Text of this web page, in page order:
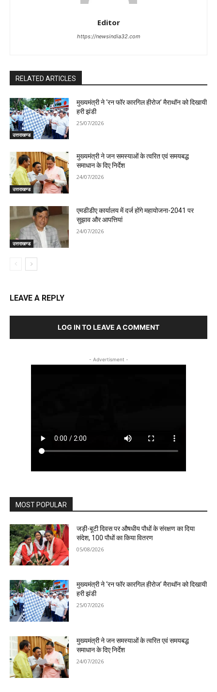
Editor
https://newsindia32.com
RELATED ARTICLES
उत्तराखण्ड
मुख्यमंत्री ने ‘रन फॉर कारगिल हीरोज’ मैराथॉन को दिखायी
हरी झंडी
25/07/2026
उत्तराखण्ड
मुख्यमंत्री ने जन समस्याओं के त्वरित एवं समयबद्ध
समाधान के दिए निर्देश
24/07/2026
उत्तराखण्ड
एमडीडीए कार्यालय में दर्ज होंगे महायोजना-2041 पर
सुझाव और आपत्तियां
24/07/2026
LEAVE A REPLY
LOG IN TO LEAVE A COMMENT
- Advertisment -
MOST POPULAR
जड़ी-बूटी दिवस पर औषधीय पौधों के संरक्षण का दिया
संदेश, 100 पौधों का किया वितरण
05/08/2026
मुख्यमंत्री ने ‘रन फॉर कारगिल हीरोज’ मैराथॉन को दिखायी
हरी झंडी
25/07/2026
मुख्यमंत्री ने जन समस्याओं के त्वरित एवं समयबद्ध
समाधान के दिए निर्देश
24/07/2026